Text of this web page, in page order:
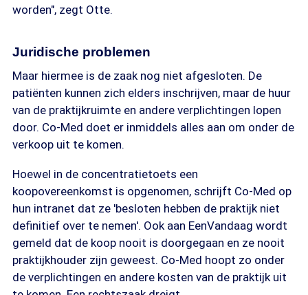
worden", zegt Otte.
Juridische problemen
Maar hiermee is de zaak nog niet afgesloten. De
patiënten kunnen zich elders inschrijven, maar de huur
van de praktijkruimte en andere verplichtingen lopen
door. Co-Med doet er inmiddels alles aan om onder de
verkoop uit te komen.
Hoewel in de concentratietoets een
koopovereenkomst is opgenomen, schrijft Co-Med op
hun intranet dat ze 'besloten hebben de praktijk niet
definitief over te nemen'. Ook aan EenVandaag wordt
gemeld dat de koop nooit is doorgegaan en ze nooit
praktijkhouder zijn geweest. Co-Med hoopt zo onder
de verplichtingen en andere kosten van de praktijk uit